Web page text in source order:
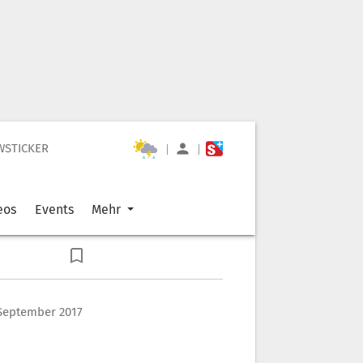
| |
Events Mehr
2017